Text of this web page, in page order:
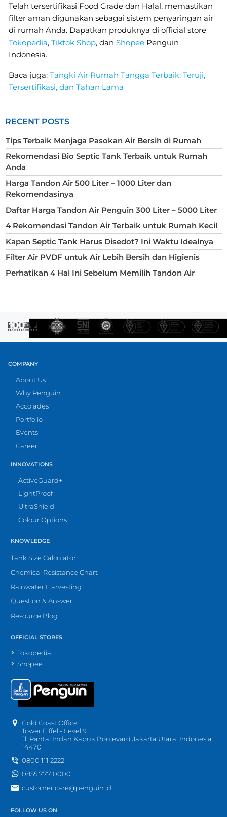
Telah tersertifikasi Food Grade dan Halal, memastikan
filter aman digunakan sebagai sistem penyaringan air
di rumah Anda. Dapatkan produknya di official store
Tokopedia, Tiktok Shop, dan Shopee Penguin
Indonesia.
Baca juga: Tangki Air Rumah Tangga Terbaik: Teruji,
Tersertifikasi, dan Tahan Lama
RECENT POSTS
Tips Terbaik Menjaga Pasokan Air Bersih di Rumah
Rekomendasi Bio Septic Tank Terbaik untuk Rumah
Anda
Harga Tandon Air 500 Liter – 1000 Liter dan
Rekomendasinya
Daftar Harga Tandon Air Penguin 300 Liter – 5000 Liter
4 Rekomendasi Tandon Air Terbaik untuk Rumah Kecil
Kapan Septic Tank Harus Disedot? Ini Waktu Idealnya
Filter Air PVDF untuk Air Lebih Bersih dan Higienis
Perhatikan 4 Hal Ini Sebelum Memilih Tandon Air
COMPANY
About Us
Why Penguin
Accolades
Portfolio
Events
Career
INNOVATIONS
ActiveGuard+
LightProof
UltraShield
Colour Options
KNOWLEDGE
Tank Size Calculator
Chemical Resistance Chart
Rainwater Harvesting
Question & Answer
Resource Blog
OFFICIAL STORES
Tokopedia
Shopee
Gold Coast Office
Tower Eiffel - Level 9
Jl. Pantai Indah Kapuk Boulevard Jakarta Utara, Indonesia
14470
0800 111 2222
0855 777 0000
customer.care@penguin.id
FOLLOW US ON